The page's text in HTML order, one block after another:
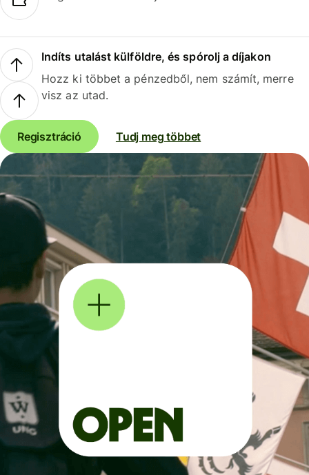
Indíts utalást külföldre, és spórolj a díjakon
Hozz ki többet a pénzedből, nem számít, merre
visz az utad.
Regisztráció Tudj meg többet